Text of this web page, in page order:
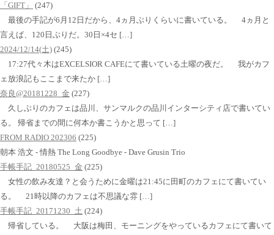
「GIFT」
(247)
最後の手記が6月12日だから、4ヵ月ぶりくらいに書いている。 4ヵ月と
言えば、120日ぶりだ。30日×4セ […]
2024/12/14(土) (245)
17:27代々木はEXCELSIOR CAFEにて書いている土曜の夜だ。 我がカフ
ェ放浪記もここまで来たか […]
奈良@20181228_金 (227)
久しぶりのカフェは品川、サンマルクの品川インターシティ店で書いてい
る。 帰省までの間に何本か書こうかと思って […]
FROM RADIO 202306 (225)
朝本 浩文 - 情熱 The Long Goodbye - Dave Grusin Trio
手帳手記_20180525_金 (225)
女性の飲み友達？と会うために金曜は21:45に田町のカフェにて書いてい
る。 21時以降のカフェは不思議な雰 […]
手帳手記_20171230_土 (224)
帰省している。 大阪は梅田、モーニングをやっているカフェにて書いて